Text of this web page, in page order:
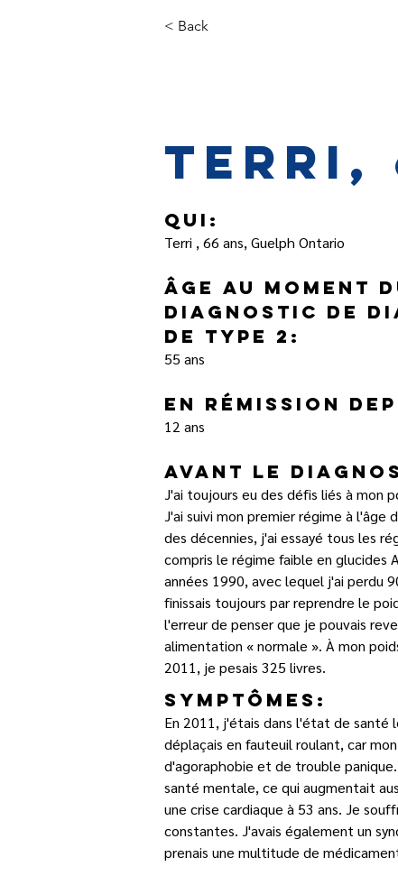
< Back
Terri,
Qui:
Terri , 66 ans, Guelph Ontario
Âge au moment
diagnostic de
de type 2:
55 ans
En rémission
12 ans
Avant le
J'ai toujours eu des défis liés à mon
J'ai suivi mon premier régime à l'âge
des décennies, j'ai essayé tous les
compris le régime faible en glucides
années 1990, avec lequel j'ai perdu
finissais toujours par reprendre le
l'erreur de penser que je pouvais
alimentation « normale ». À mon
2011, je pesais 325 livres.
Symptômes:
En 2011, j'étais dans l'état de santé
déplaçais en fauteuil roulant, car
d'agoraphobie et de trouble
santé mentale, ce qui augmentait
une crise cardiaque à 53 ans. Je
constantes. J'avais également un
prenais une multitude de